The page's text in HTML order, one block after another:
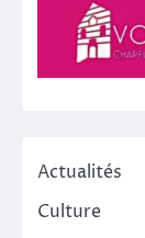
Actualités
Culture